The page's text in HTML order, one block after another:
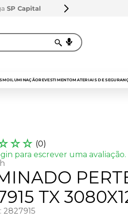
SP Capital
ILUMINAÇÃOREVESTIMENTOMATERIAIS DE
☆☆ (0)
para escrever uma avaliação.
TX
: 2827915
º
sarrafo
5º
mdf 15mm
º
º
napa
8º
mdf a4
º
pinus